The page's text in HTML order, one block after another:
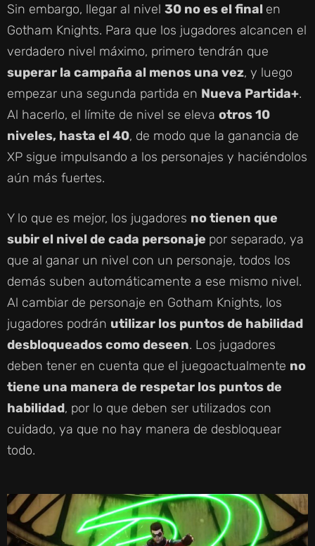
V
I
D
E
Sin embargo, llegar al nivel 30 no es el final en
Gotham Knights. Para que los jugadores alcancen el
verdadero nivel máximo, primero tendrán que
superar la campaña al menos una vez, y luego
empezar una segunda partida en Nueva Partida+.
Al hacerlo, el límite de nivel se eleva otros 10
niveles, hasta el 40, de modo que la ganancia de
XP sigue impulsando a los personajes y haciéndolos
aún más fuertes.
Y lo que es mejor, los jugadores no tienen que
subir el nivel de cada personaje por separado, ya
que al ganar un nivel con un personaje, todos los
demás suben automáticamente a ese mismo nivel.
Al cambiar de personaje en Gotham Knights, los
jugadores podrán utilizar los puntos de habilidad
desbloqueados como deseen. Los jugadores
deben tener en cuenta que el juegoactualmente no
tiene una manera de respetar los puntos de
habilidad, por lo que deben ser utilizados con
cuidado, ya que no hay manera de desbloquear
todo.